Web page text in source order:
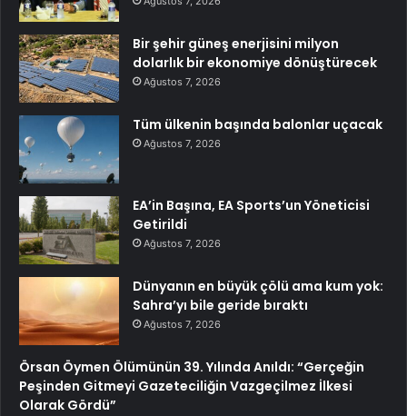
Bir şehir güneş enerjisini milyon
dolarlık bir ekonomiye dönüştürecek
Ağustos 7, 2026
Tüm ülkenin başında balonlar uçacak
Ağustos 7, 2026
EA’in Başına, EA Sports’un Yöneticisi
Getirildi
Ağustos 7, 2026
Dünyanın en büyük çölü ama kum yok:
Sahra’yı bile geride bıraktı
Ağustos 7, 2026
Örsan Öymen Ölümünün 39. Yılında Anıldı: “Gerçeğin
Peşinden Gitmeyi Gazeteciliğin Vazgeçilmez İlkesi
Olarak Gördü”